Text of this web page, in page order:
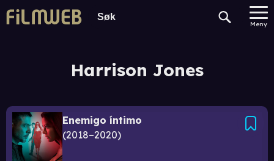
Meny
Harrison Jones
Enemigo íntimo
2018–2020